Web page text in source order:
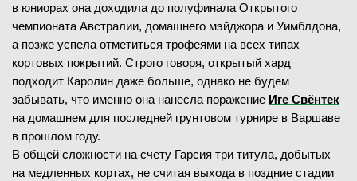
в юниорах она доходила до полуфинала Открытого
чемпионата Австралии, домашнего мэйджора и Уимблдона,
а позже успела отметиться трофеями на всех типах
кортовых покрытий. Строго говоря, открытый хард
подходит Каролин даже больше, однако не будем
забывать, что именно она нанесла поражение Иге Свёнтек
на домашнем для последней грунтовом турнире в Варшаве
в прошлом году.
В общей сложности на счету Гарсия три титула, добытых
на медленных кортах, не считая выхода в поздние стадии